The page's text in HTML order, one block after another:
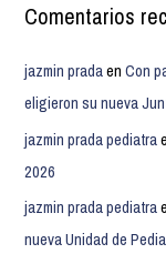
Comentarios
jazmin pradaenCon
eligieron su nueva
jazmin prada pediatra
2026
jazmin prada pediatra
nueva Unidad de